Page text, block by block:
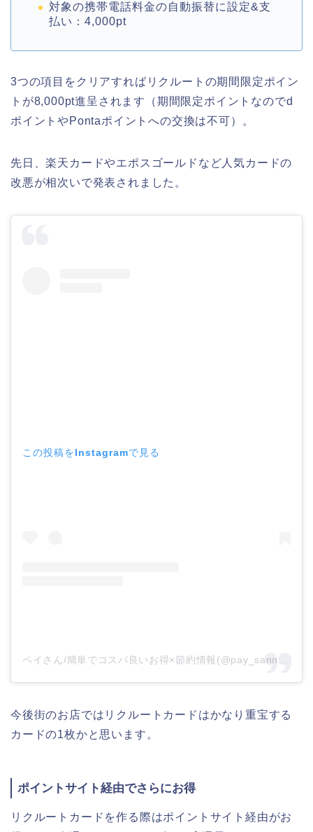
対象の携帯電話料金の自動振替に設定&支
払い：4,000pt
3つの項目をクリアすればリクルートの期間限定ポイン
トが8,000pt進呈されます（期間限定ポイントなのでd
ポイントやPontaポイントへの交換は不可）。
先日、楽天カードやエポスゴールドなど人気カードの
改悪が相次いで発表されました。
この投稿をInstagramで見る
今後街のお店ではリクルートカードはかなり重宝する
カードの1枚かと思います。
ポイントサイト経由でさらにお得
リクルートカードを作る際はポイントサイト経由がお